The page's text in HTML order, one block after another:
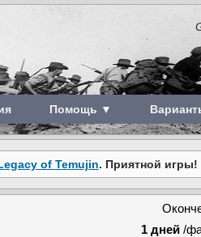
Помощь ▼
of Temujin. Приятной игры!
1 дней /